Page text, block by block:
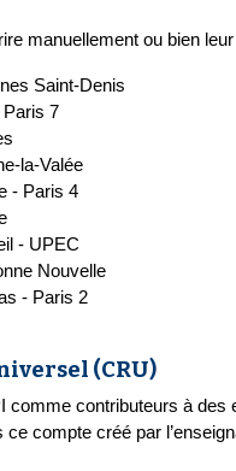
manuellement ou bien
Saint-Denis
7
la-Valée
- Paris 4
- UPEC
Nouvelle
- Paris 2
(CRU)
comme contributeurs à
compte créé par